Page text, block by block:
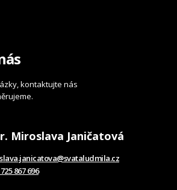
kontaktujte nás
Miroslava Janičatová
867 696